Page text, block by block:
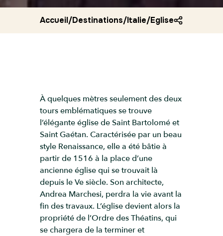
Accueil/Destinations/Italie/Eglise de saint
À quelques mètres seulement des deux
tours emblématiques se trouve
l’élégante église de Saint Bartolomé et
Saint Gaétan. Caractérisée par un beau
style Renaissance, elle a été bâtie à
partir de 1516 à la place d’une
ancienne église qui se trouvait là
depuis le Ve siècle. Son architecte,
Andrea Marchesi, perdra la vie avant la
fin des travaux. L’église devient alors la
propriété de l’Ordre des Théatins, qui
se chargera de la terminer et